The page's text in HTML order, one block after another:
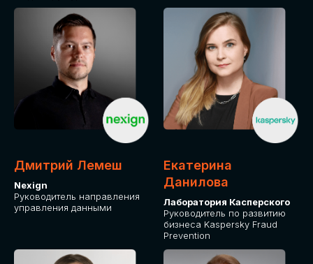
Дмитрий Лемеш
Nexign
Руководитель направления
управления данными
Екатерина
Данилова
Лаборатория Касперского
Руководитель по развитию
бизнеса Kaspersky Fraud
Prevention
ДЛЯ ОПЛАТЫ БИЛЕТОВ
Оплата через сервис Timepad
ПРИОБРЕСТИ БИЛЕТ